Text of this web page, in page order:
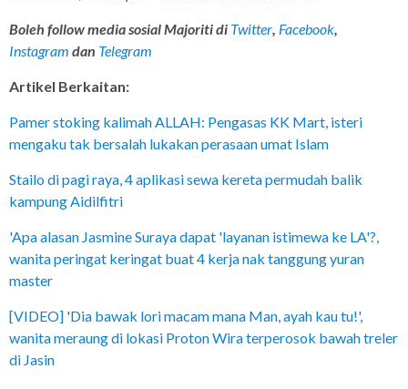
Boleh follow media sosial Majoriti di Twitter, Facebook,
Instagram dan Telegram
Artikel Berkaitan:
Pamer stoking kalimah ALLAH: Pengasas KK Mart, isteri
mengaku tak bersalah lukakan perasaan umat Islam
Stailo di pagi raya, 4 aplikasi sewa kereta permudah balik
kampung Aidilfitri
'Apa alasan Jasmine Suraya dapat 'layanan istimewa ke LA'?,
wanita peringat keringat buat 4 kerja nak tanggung yuran
master
[VIDEO] 'Dia bawak lori macam mana Man, ayah kau tu!',
wanita meraung di lokasi Proton Wira terperosok bawah treler
di Jasin